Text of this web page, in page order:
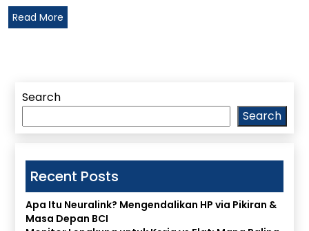
Read More
Search
Search
Recent Posts
Apa Itu Neuralink? Mengendalikan HP via Pikiran &
Masa Depan BCI